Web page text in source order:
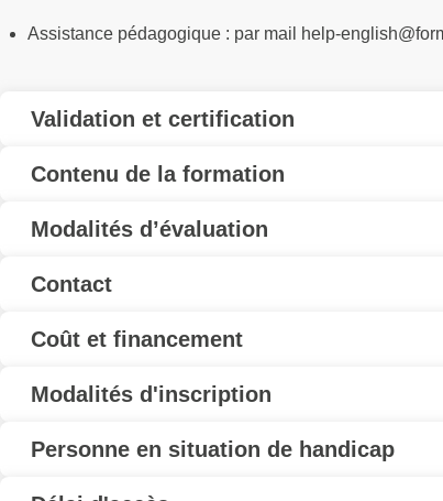
Assistance pédagogique : par mail help-
Validation et certification
Contenu de la formation
Modalités d’évaluation
Contact
Coût et financement
Modalités d'inscription
Personne en situation de handicap